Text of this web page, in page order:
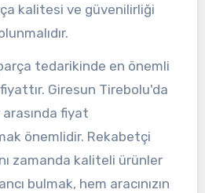
kalitesi ve güvenilirliği
tedarikinde en önemli
Giresun Tirebolu'da
fiyat
önemlidir. Rekabetçi
zamanda kaliteli ürünler
bulmak, hem aracınızın